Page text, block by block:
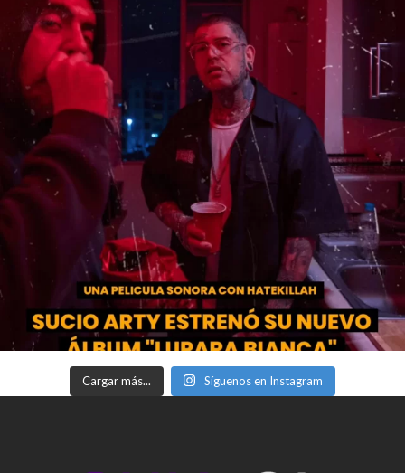
Cargar más... Síguenos en Instagram